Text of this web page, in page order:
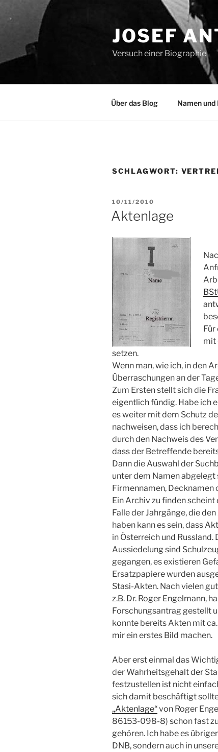
Inhalt
JOSEF
Versuch einer Biographie
Über das Blog Namen und
SCHLAGWORT:
VERÖFFENTLICHT
AM
10/11/2010
Aktenlage
mit
setzen.
Wenn man, wie ich, in den
Überraschungen an der
Zum Ersten stellt sich die
eigentlich fündig. Habe ich
es weiter mit dem Schutz
nachweisen, dass ich
durch den Nachweis des
dass der Betreffende
Dann die Auswahl der
unter dem Namen abgelegt
Firmennamen, Decknamen
Ein Archiv zu finden scheint
Falle der Jahrgänge, die
haben kann es sein, dass
in Österreich und
Aussiedelung sind
gegangen, es existieren
Ersatzpapiere wurden
Stasi-Akten. Nach vielen
z.B. Dr. Roger Engelmann,
Forschungsantrag gestellt
konnte bereits Akten mit
mir ein erstes Bild machen.
Aber erst einmal das
der Wahrheitsgehalt der
festzustellen ist nicht
sich damit beschäftigt
„Aktenlage“von Roger
86153-098-8) schon fast
gehören. Ich habe es
DNB, sondern auch in